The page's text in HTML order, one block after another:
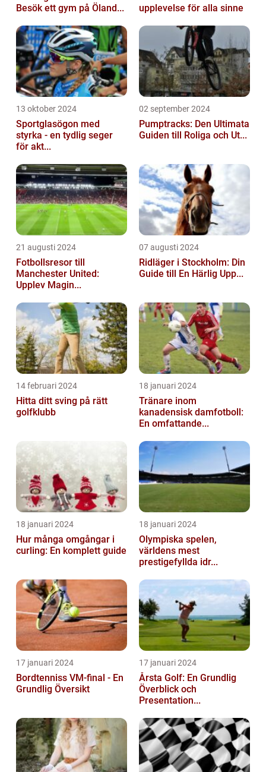
Besök ett gym på Öland...
upplevelse för alla sinne
13 oktober 2024
Sportglasögon med
styrka - en tydlig seger
för akt...
02 september 2024
Pumptracks: Den Ultimata
Guiden till Roliga och Ut...
21 augusti 2024
Fotbollsresor till
Manchester United:
Upplev Magin...
07 augusti 2024
Ridläger i Stockholm: Din
Guide till En Härlig Upp...
14 februari 2024
Hitta ditt sving på rätt
golfklubb
18 januari 2024
Tränare inom
kanadensisk damfotboll:
En omfattande...
18 januari 2024
Hur många omgångar i
curling: En komplett guide
18 januari 2024
Olympiska spelen,
världens mest
prestigefyllda idr...
17 januari 2024
Bordtenniss VM-final - En
Grundlig Översikt
17 januari 2024
Årsta Golf: En Grundlig
Överblick och
Presentation...